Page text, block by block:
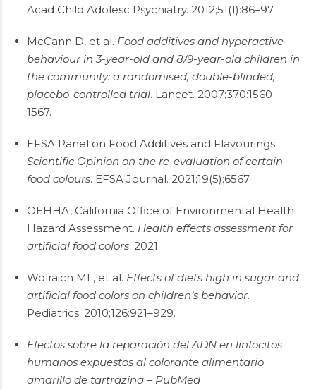
Acad Child Adolesc Psychiatry. 2012;51(1):86–97.
McCann D, et al. Food additives and hyperactive
behaviour in 3-year-old and 8/9-year-old children in
the community: a randomised, double-blinded,
placebo-controlled trial. Lancet. 2007;370:1560–
1567.
EFSA Panel on Food Additives and Flavourings.
Scientific Opinion on the re-evaluation of certain
food colours. EFSA Journal. 2021;19(5):6567.
OEHHA, California Office of Environmental Health
Hazard Assessment. Health effects assessment for
artificial food colors. 2021.
Wolraich ML, et al. Effects of diets high in sugar and
artificial food colors on children’s behavior.
Pediatrics. 2010;126:921–929.
Efectos sobre la reparación del ADN en linfocitos
humanos expuestos al colorante alimentario
amarillo de tartrazina – PubMed